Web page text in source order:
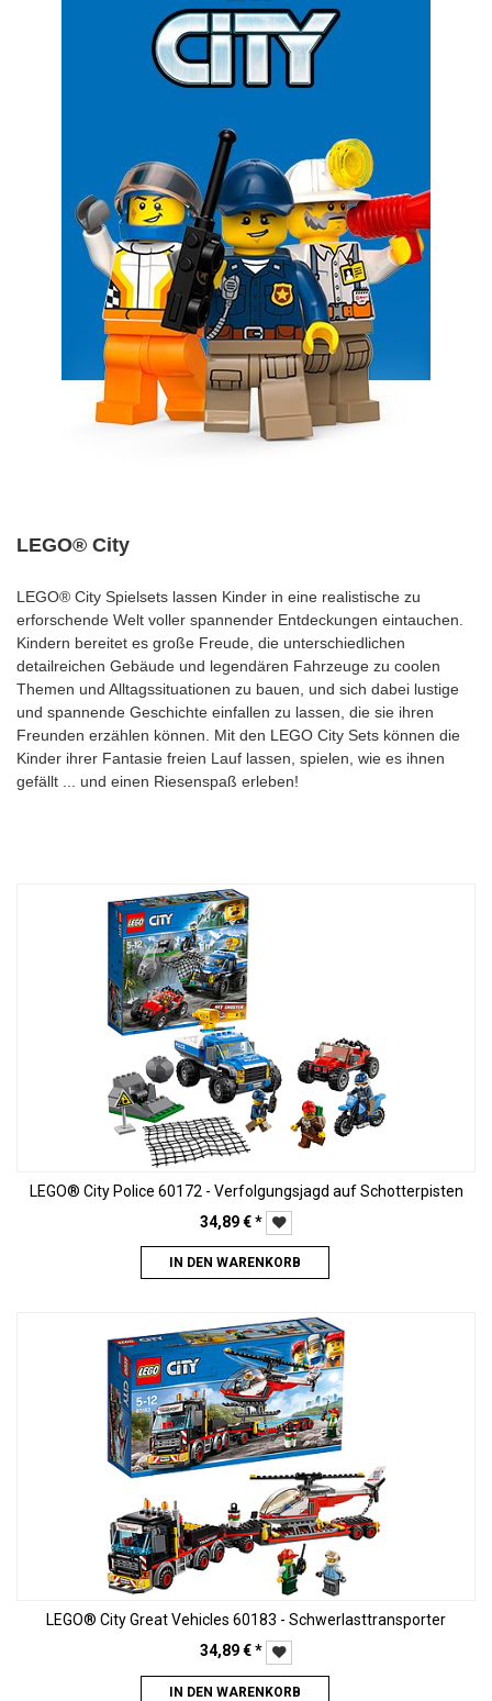
LEGO® City
LEGO® City Spielsets lassen Kinder in eine realistische zu
erforschende Welt voller spannender Entdeckungen eintauchen.
Kindern bereitet es große Freude, die unterschiedlichen
detailreichen Gebäude und legendären Fahrzeuge zu coolen
Themen und Alltagssituationen zu bauen, und sich dabei lustige
und spannende Geschichte einfallen zu lassen, die sie ihren
Freunden erzählen können. Mit den LEGO City Sets können die
Kinder ihrer Fantasie freien Lauf lassen, spielen, wie es ihnen
gefällt ... und einen Riesenspaß erleben!
LEGO® City Police 60172 - Verfolgungsjagd auf Schotterpisten
34,89€*
IN DEN WARENKORB
LEGO® City Great Vehicles 60183 - Schwerlasttransporter
34,89€*
IN DEN WARENKORB